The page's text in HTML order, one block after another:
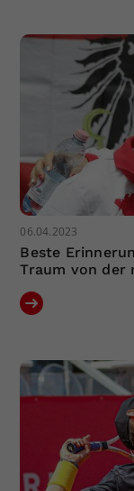
06.04.2023
Beste
Traum von der